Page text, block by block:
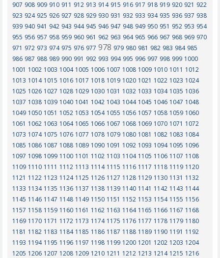
907 908 909 910 911 912 913 914 915 916 917 918 919 920 921 922
923 924 925 926 927 928 929 930 931 932 933 934 935 936 937 938
939 940 941 942 943 944 945 946 947 948 949 950 951 952 953 954
955 956 957 958 959 960 961 962 963 964 965 966 967 968 969 970
971 972 973 974 975 976 977 978 979 980 981 982 983 984 985
986 987 988 989 990 991 992 993 994 995 996 997 998 999 1000
1001 1002 1003 1004 1005 1006 1007 1008 1009 1010 1011 1012
1013 1014 1015 1016 1017 1018 1019 1020 1021 1022 1023 1024
1025 1026 1027 1028 1029 1030 1031 1032 1033 1034 1035 1036
1037 1038 1039 1040 1041 1042 1043 1044 1045 1046 1047 1048
1049 1050 1051 1052 1053 1054 1055 1056 1057 1058 1059 1060
1061 1062 1063 1064 1065 1066 1067 1068 1069 1070 1071 1072
1073 1074 1075 1076 1077 1078 1079 1080 1081 1082 1083 1084
1085 1086 1087 1088 1089 1090 1091 1092 1093 1094 1095 1096
1097 1098 1099 1100 1101 1102 1103 1104 1105 1106 1107 1108
1109 1110 1111 1112 1113 1114 1115 1116 1117 1118 1119 1120
1121 1122 1123 1124 1125 1126 1127 1128 1129 1130 1131 1132
1133 1134 1135 1136 1137 1138 1139 1140 1141 1142 1143 1144
1145 1146 1147 1148 1149 1150 1151 1152 1153 1154 1155 1156
1157 1158 1159 1160 1161 1162 1163 1164 1165 1166 1167 1168
1169 1170 1171 1172 1173 1174 1175 1176 1177 1178 1179 1180
1181 1182 1183 1184 1185 1186 1187 1188 1189 1190 1191 1192
1193 1194 1195 1196 1197 1198 1199 1200 1201 1202 1203 1204
1205 1206 1207 1208 1209 1210 1211 1212 1213 1214 1215 1216